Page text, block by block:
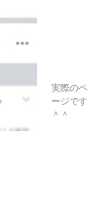
実際のペ
ージです
＾＾